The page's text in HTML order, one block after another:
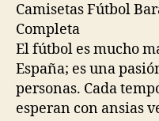
Camisetas Fútbol
Completa
El fútbol es mucho
España; es una
personas. Cada
esperan con ansias